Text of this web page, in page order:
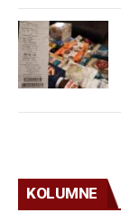
KOLUMNE